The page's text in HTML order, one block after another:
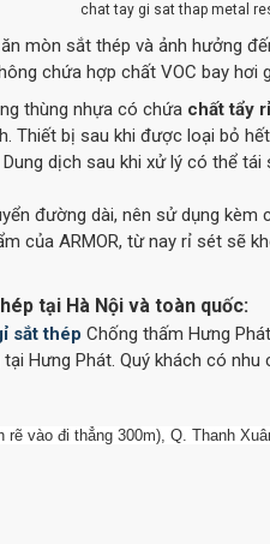
chat tay gi sat thap metal
mòn sắt thép và ảnh hưởng
chứa hợp chất VOC bay hơi
thùng nhựa có chứa chất tẩy
Thiết bị sau khi được loại bỏ
dịch sau khi xử lý có thể
đường dài, nên sử dụng
của ARMOR, từ nay rỉ sét sẽ
tại Hà Nội và toàn quốc:
sắt thép Chống thấm Hưng
Hưng Phát. Quý khách có nhu
rẽ vào đi thẳng 300m), Q. Thanh